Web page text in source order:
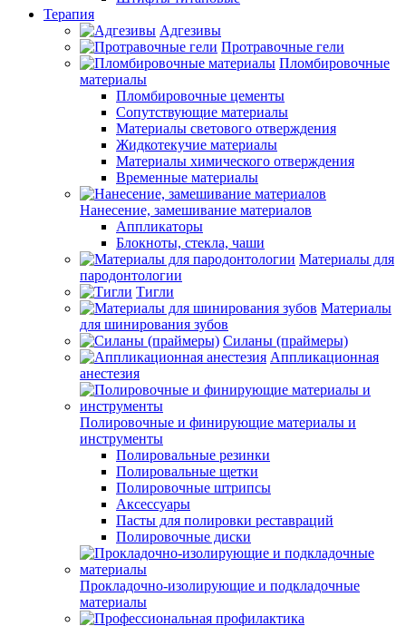
Терапия
Адгезивы
Протравочные гели
Пломбировочные
материалы
Пломбировочные цементы
Сопутствующие материалы
Материалы светового отверждения
Жидкотекучие материалы
Материалы химического отверждения
Временные материалы
Нанесение, замешивание материалов
Аппликаторы
Блокноты, стекла, чаши
Материалы для
пародонтологии
Тигли
Материалы
для шинирования зубов
Силаны (праймеры)
Аппликационная
анестезия
Полировочные и финирующие материалы и
инструменты
Полировальные резинки
Полировальные щетки
Полировочные штрипсы
Аксессуары
Пасты для полировки реставраций
Полировочные диски
Прокладочно-изолирующие и подкладочные
материалы